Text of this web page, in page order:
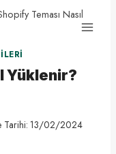
Teması Nasıl
Yüklenir?
Tarihi: 13/02/2024